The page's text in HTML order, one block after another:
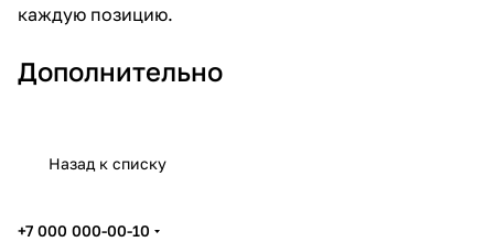
каждую позицию.
Дополнительно
Назад к списку
+7 000 000-00-10